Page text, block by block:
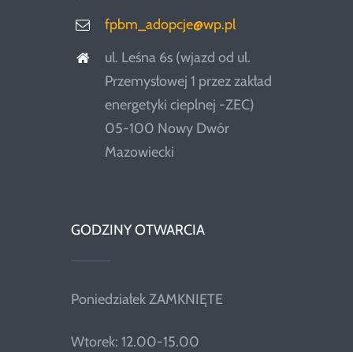
fpbm_adopcje@wp.pl
ul. Leśna 6s (wjazd od ul.
Przemysłowej 1 przez zakład
energetyki cieplnej -ZEC)
05-100 Nowy Dwór
Mazowiecki
GODZINY OTWARCIA
Poniedziałek ZAMKNIĘTE
Wtorek: 12.00-15.00